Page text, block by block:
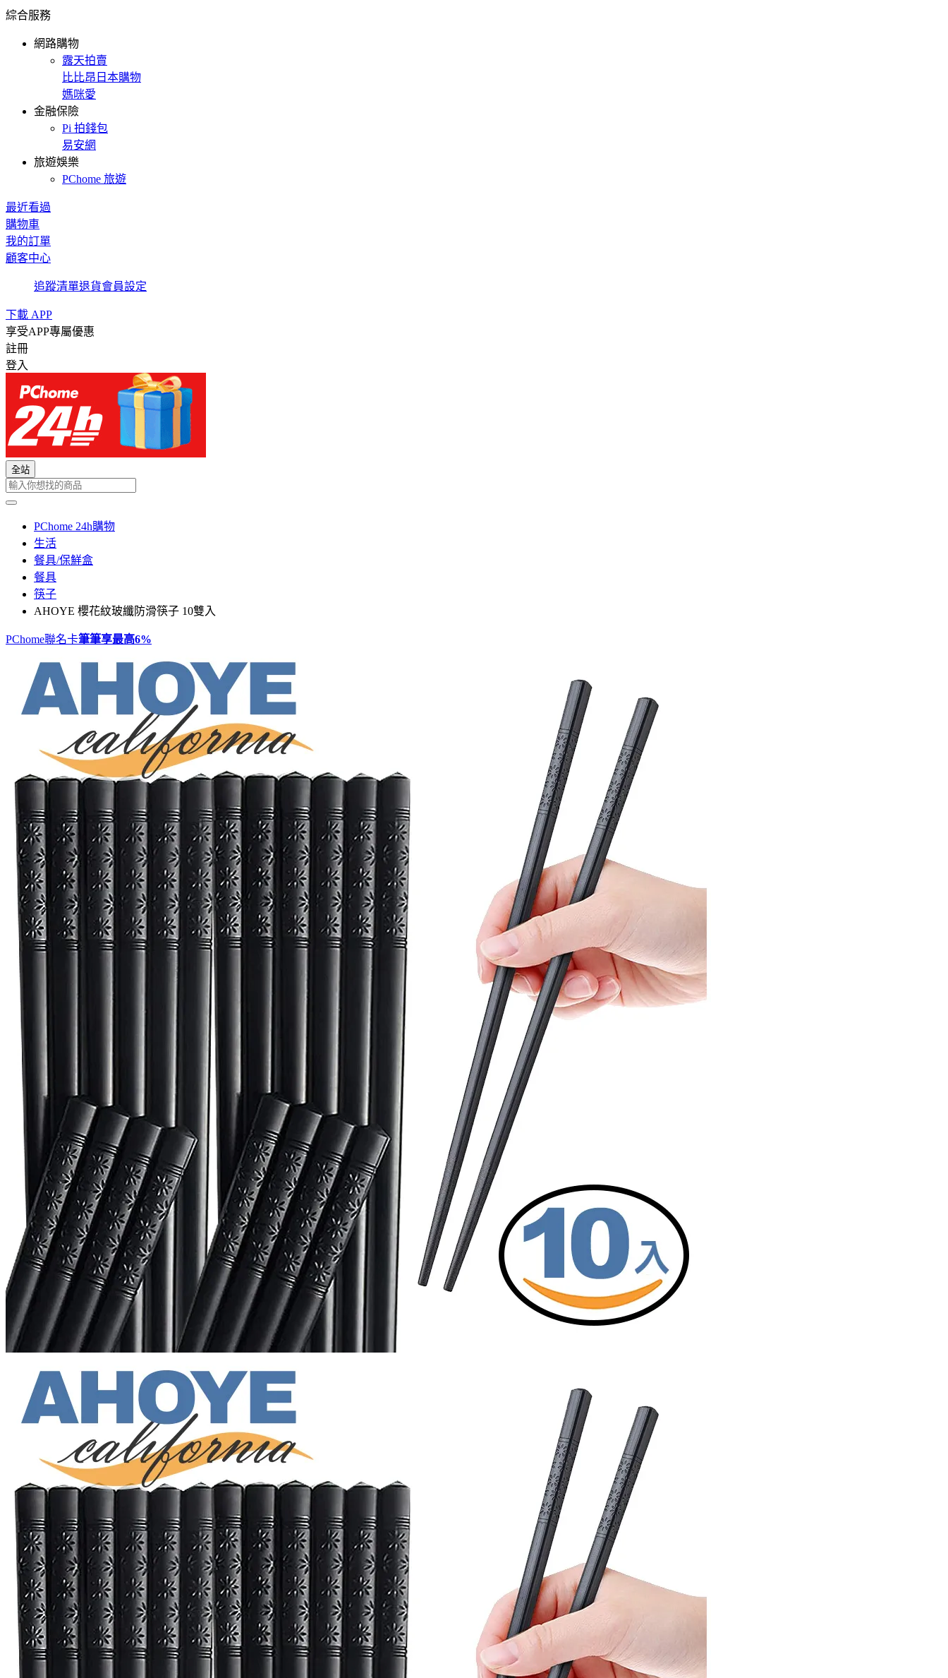
綜合服務
網路購物
露天拍賣
比比昂日本購物
媽咪愛
金融保險
Pi 拍錢包
易安網
旅遊娛樂
PChome 旅遊
最近看過
購物車
我的訂單
顧客中心
追蹤清單退貨會員設定
下載 APP
享受APP專屬優惠
註冊
登入
全站
PChome 24h購物
生活
餐具/保鮮盒
餐具
筷子
AHOYE 櫻花紋玻纖防滑筷子 10雙入
PChome聯名卡筆筆享最高6%